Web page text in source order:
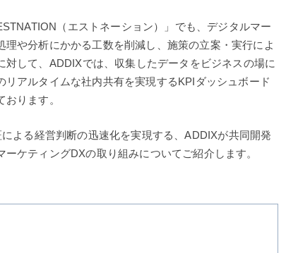
（エストネーション）」でも、デジタルマー
や分析にかかる工数を削減し、施策の立案・実行によ
して、ADDIXでは、収集したデータをビジネスの場に
アルタイムな社内共有を実現するKPIダッシュボード
ります。
よる経営判断の迅速化を実現する、ADDIXが共同開発
ケティングDXの取り組みについてご紹介します。